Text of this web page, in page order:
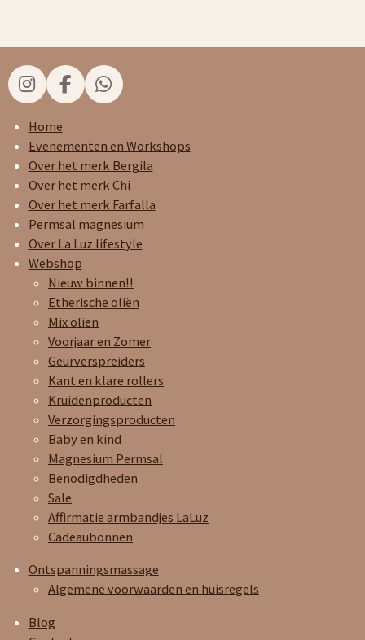
I
n
s
t
a
g
r
a
m
F
a
e
b
o
o
k
W
h
t
s
A
p
p
Home
Evenementen en Workshops
Over het merk Bergila
Over het merk Chi
Over het merk Farfalla
Permsal magnesium
Over La Luz lifestyle
Webshop
Nieuw binnen!!
Etherische oliën
Mix oliën
Voorjaar en Zomer
Geurverspreiders
Kant en klare rollers
Kruidenproducten
Verzorgingsproducten
Baby en kind
Magnesium Permsal
Benodigdheden
Sale
Affirmatie armbandjes LaLuz
Cadeaubonnen
Ontspanningsmassage
Algemene voorwaarden en huisregels
Blog